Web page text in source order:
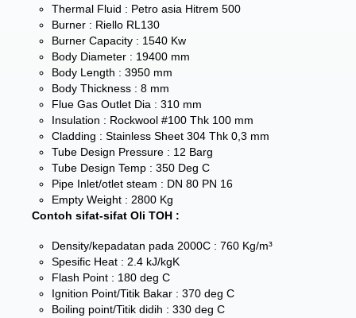
Thermal Fluid : Petro asia Hitrem 500
Burner : Riello RL130
Burner Capacity : 1540 Kw
Body Diameter : 19400 mm
Body Length : 3950 mm
Body Thickness : 8 mm
Flue Gas Outlet Dia : 310 mm
Insulation : Rockwool #100 Thk 100 mm
Cladding : Stainless Sheet 304 Thk 0,3 mm
Tube Design Pressure : 12 Barg
Tube Design Temp : 350 Deg C
Pipe Inlet/otlet steam : DN 80 PN 16
Empty Weight : 2800 Kg
Contoh sifat-sifat Oli TOH :
Density/kepadatan pada 2000C : 760 Kg/m³
Spesific Heat : 2.4 kJ/kgK
Flash Point : 180 deg C
Ignition Point/Titik Bakar : 370 deg C
Boiling point/Titik didih : 330 deg C